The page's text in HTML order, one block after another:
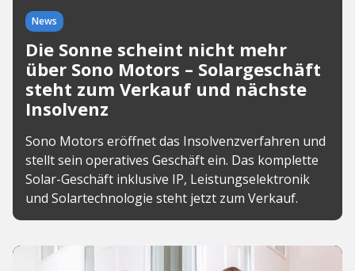
News
Die Sonne scheint nicht mehr
über Sono Motors – Solargeschäft
steht zum Verkauf und nächste
Insolvenz
Sono Motors eröffnet das Insolvenzverfahren und
stellt sein operatives Geschäft ein. Das komplette
Solar-Geschäft inklusive IP, Leistungselektronik
und Solartechnologie steht jetzt zum Verkauf.